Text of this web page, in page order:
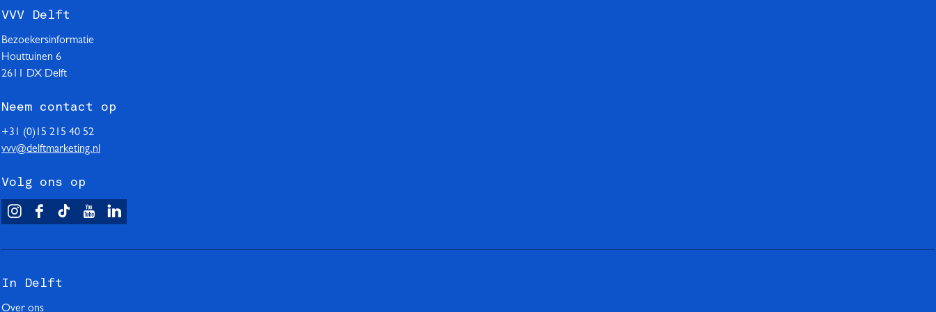
VVV Delft
Bezoekersinformatie
Houttuinen 6
2611 DX Delft
Neem contact op
+31 (0)15 215 40 52
vvv@delftmarketing.nl
Volg ons op
V
s
t
F
c
b
T
k
Y
u
L
n
In Delft
Over ons